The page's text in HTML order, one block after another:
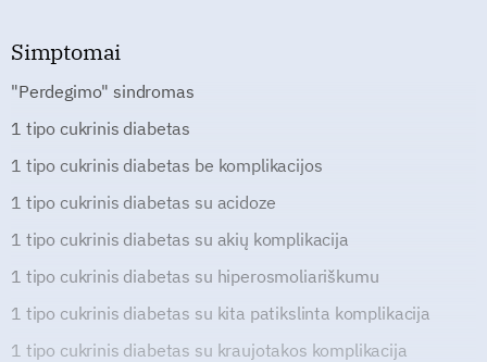
Simptomai
"Perdegimo" sindromas
1 tipo cukrinis diabetas
1 tipo cukrinis diabetas be komplikacijos
1 tipo cukrinis diabetas su acidoze
1 tipo cukrinis diabetas su akių komplikacija
1 tipo cukrinis diabetas su hiperosmoliariškumu
1 tipo cukrinis diabetas su kita patikslinta komplikacija
1 tipo cukrinis diabetas su kraujotakos komplikacija